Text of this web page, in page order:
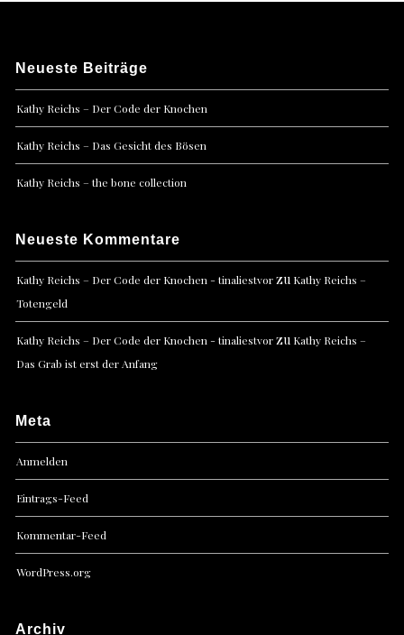
Neueste Beiträge
Kathy Reichs – Der Code der Knochen
Kathy Reichs – Das Gesicht des Bösen
Kathy Reichs – the bone collection
Neueste Kommentare
Kathy Reichs – Der Code der Knochen - tinaliestvorzu Kathy Reichs –
Totengeld
Kathy Reichs – Der Code der Knochen - tinaliestvorzu Kathy Reichs –
Das Grab ist erst der Anfang
Meta
Anmelden
Eintrags-Feed
Kommentar-Feed
WordPress.org
Archiv